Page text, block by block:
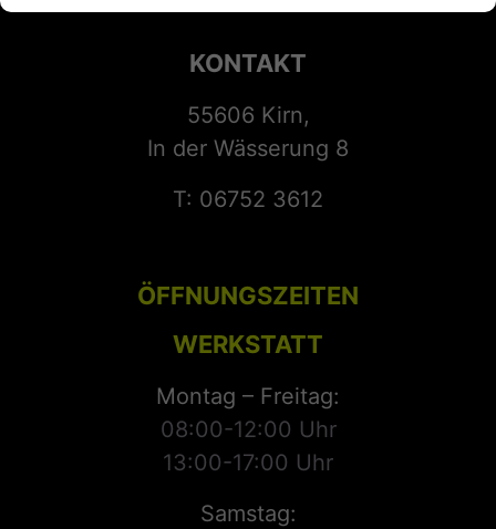
KONTAKT
55606 Kirn,
In der Wässerung 8
T: 06752 3612
ÖFFNUNGSZEITEN
WERKSTATT
Montag – Freitag:
08:00-12:00 Uhr
13:00-17:00 Uhr
Samstag: